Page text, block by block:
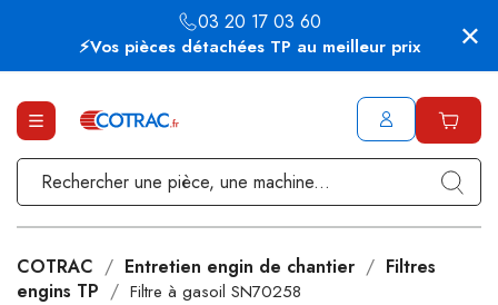
⚡Vos pièces détachées TP au meilleur prix
03 20 17 03 60
COTRAC Entretien engin de chantier
Filtres
engins TP
Filtre à gasoil SN70258